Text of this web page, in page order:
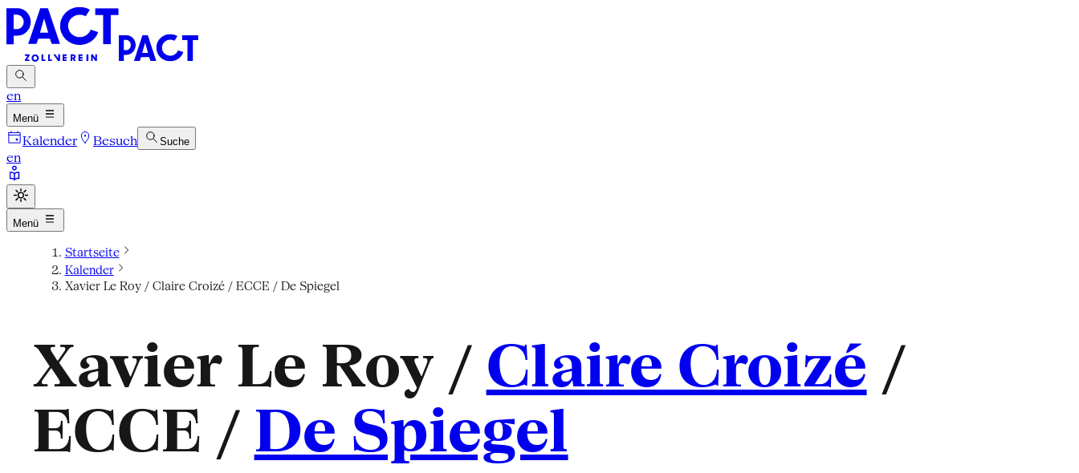
en
Menü
Kalender Besuch Suche
en
Menü
Startseite
Kalender
Xavier Le Roy / Claire Croizé / ECCE / De Spiegel
Xavier Le Roy / Claire Croizé /
ECCE / De Spiegel